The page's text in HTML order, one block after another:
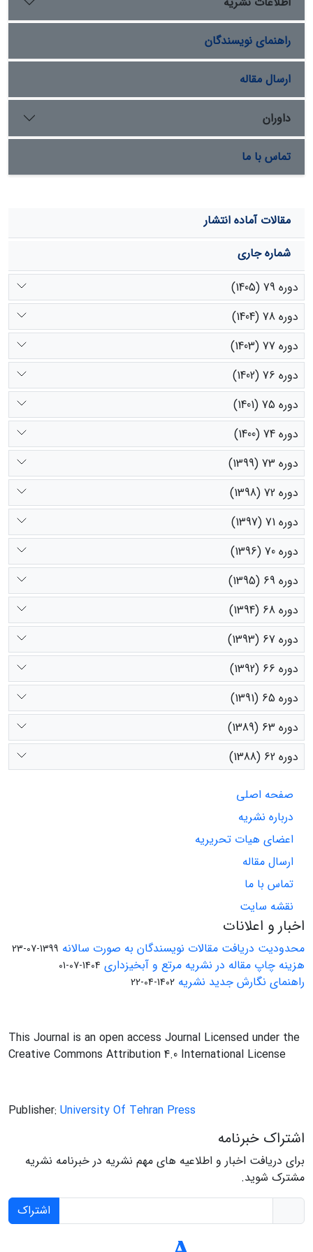
برخورداری از پشتوانه الهی و اخلاقی، نقشی اساسی‏ در
پایداری و حفاظت از محیط زیست و منابع طبیعی تجدید‌پذیر
ایفا می‏ نماید.
راهنمای نویسندگان
ارسال مقاله
داوران
تماس با ما
مقالات آماده انتشار
شماره جاری
دوره 79 (1405)
دوره 78 (1404)
دوره 77 (1403)
دوره 76 (1402)
دوره 75 (1401)
دوره 74 (1400)
دوره 73 (1399)
دوره 72 (1398)
دوره 71 (1397)
دوره 70 (1396)
دوره 69 (1395)
دوره 68 (1394)
دوره 67 (1393)
دوره 66 (1392)
دوره 65 (1391)
دوره 63 (1389)
دوره 62 (1388)
صفحه اصلی
درباره نشریه
اعضای هیات تحریریه
ارسال مقاله
تماس با ما
نقشه سایت
اخبار و اعلانات
محدودیت دریافت مقالات نویسندگان به صورت سالانه 1399-07-23
هزینه چاپ مقاله در نشریه مرتع و آبخیزداری 1404-07-01
راهنمای نگارش جدید نشریه 1402-04-22
This Journal is an open access Journal Licensed under the
Creative Commons Attribution 4.0 International License
Publisher: University Of Tehran Press
اشتراک خبرنامه
برای دریافت اخبار و اطلاعیه های مهم نشریه در خبرنامه نشریه
مشترک شوید.
اشتراک